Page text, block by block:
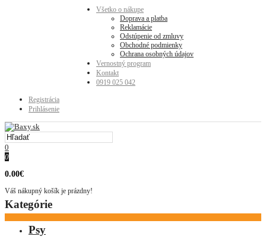
Všetko o nákupe
Doprava a platba
Reklamácie
Odstúpenie od zmluvy
Obchodné podmienky
Ochrana osobných údajov
Vernostný program
Kontakt
0919 025 042
Registrácia
Prihlásenie
0
0
0.00€
Váš nákupný košík je prázdny!
Kategórie
Psy